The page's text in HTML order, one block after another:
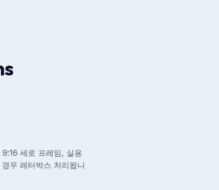
세로 프레임, 실용
우 레터박스 처리됩니